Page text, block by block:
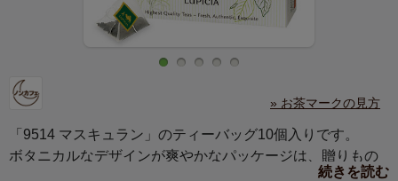
» お茶マークの見方
「9514 マスキュラン」のティーバッグ10個入りです。
ボタニカルなデザインが爽やかなパッケージは、贈りもの
続きを読む